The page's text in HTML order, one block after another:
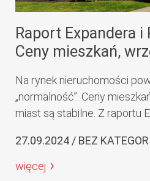
Raport Expandera i
Ceny mieszkań,
Na rynek nieruchomości
„normalność”. Ceny
miast są stabilne. Z raportu
27.09.2024 / BEZ
więcej